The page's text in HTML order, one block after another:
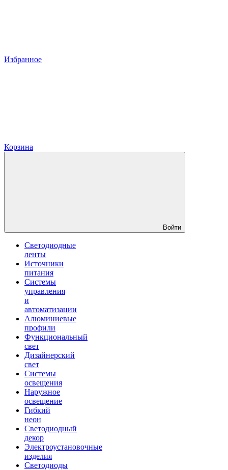
Избранное
Корзина
Войти
Светодиодные
ленты
Источники
питания
Системы
управления
и
автоматизации
Алюминиевые
профили
Функциональный
свет
Дизайнерский
свет
Системы
освещения
Наружное
освещение
Гибкий
неон
Светодиодный
декор
Электроустановочные
изделия
Светодиоды